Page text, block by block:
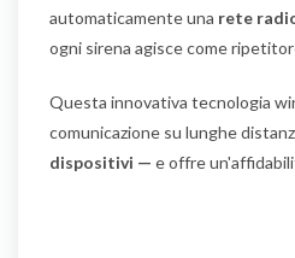
automaticamente una rete
ogni sirena agisce come
Questa innovativa tecnologia
comunicazione su lunghe
dispositivi — e offre